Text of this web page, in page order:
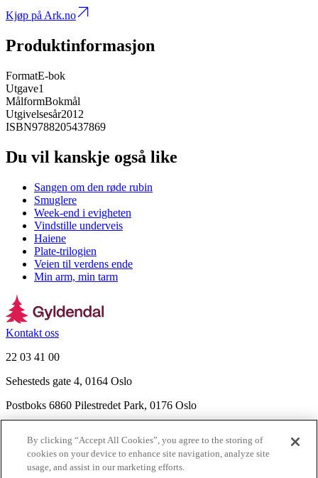
Kjøp på Ark.no
Produktinformasjon
FormatE-bok
Utgave1
MålformBokmål
Utgivelsesår2012
ISBN9788205437869
Du vil kanskje også like
Sangen om den røde rubin
Smuglere
Week-end i evigheten
Vindstille underveis
Haiene
Plate-trilogien
Veien til verdens ende
Min arm, min tarm
Kontakt oss
22 03 41 00
Sehesteds gate 4, 0164 Oslo
Postboks 6860 Pilestredet Park, 0176 Oslo
Nyhetsbrev
Ledige stillinger
By clicking “Accept All Cookies”, you agree to the storing of
cookies on your device to enhance site navigation, analyze site
usage, and assist in our marketing efforts.